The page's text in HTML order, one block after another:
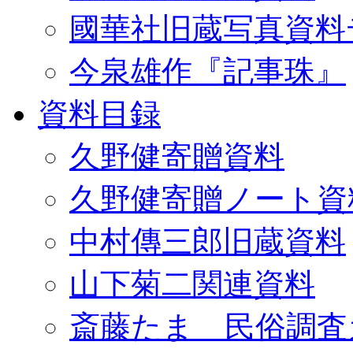
國華社旧蔵写真資
今泉雄作『記事珠』
資料目録
久野健寄贈資料
久野健寄贈ノート
中村傳三郎旧蔵資料
山下菊二関連資料
斎藤たま 民俗調査